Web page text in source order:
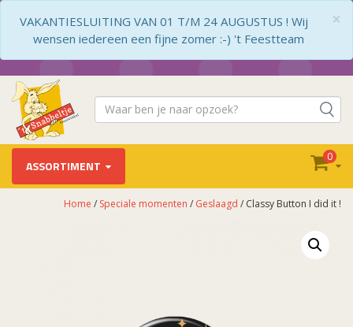
×
VAKANTIESLUITING VAN 01 T/M 24 AUGUSTUS ! Wij
wensen iedereen een fijne zomer :-) 't Feestteam
ASSORTIMENT
0
Home / Speciale momenten / Geslaagd / Classy Button I did it !